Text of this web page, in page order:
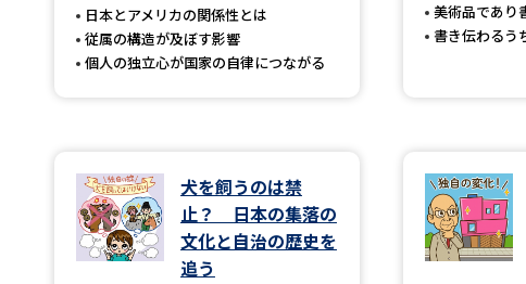
日本とアメリカの関係性とは
従属の構造が及ぼす影響
個人の独立心が国家の自律につながる
美術品であり
書き伝わるう
犬を飼うのは禁
止？ 日本の集落の
文化と自治の歴史を
追う